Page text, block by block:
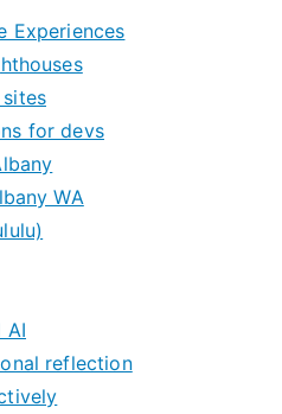
Experiences
for devs
WA
AI
reflection